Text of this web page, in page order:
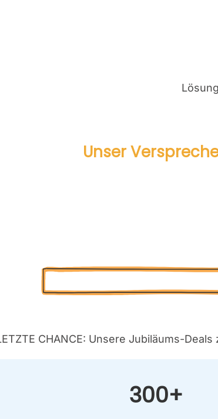
Unser
CHANCE: Unse­re Jubi­lä­ums-
300+